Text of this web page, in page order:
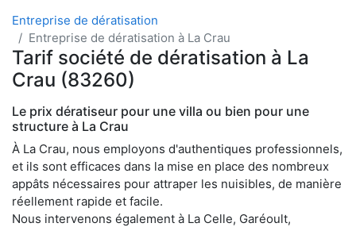
Entreprise de dératisation
Entreprise de dératisation à La Crau
Tarif société de dératisation à La
Crau (83260)
Le prix dératiseur pour une villa ou bien pour une
structure à La Crau
À La Crau, nous employons d'authentiques professionnels,
et ils sont efficaces dans la mise en place des nombreux
appâts nécessaires pour attraper les nuisibles, de manière
réellement rapide et facile.
Nous intervenons également à La Celle, Garéoult,